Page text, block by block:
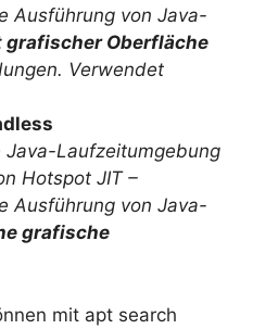
Ausführung von Java-
grafischer Oberfläche
Verwendet
Java-Laufzeitumgebung
Hotspot JIT –
Ausführung von Java-
grafische
mit apt search